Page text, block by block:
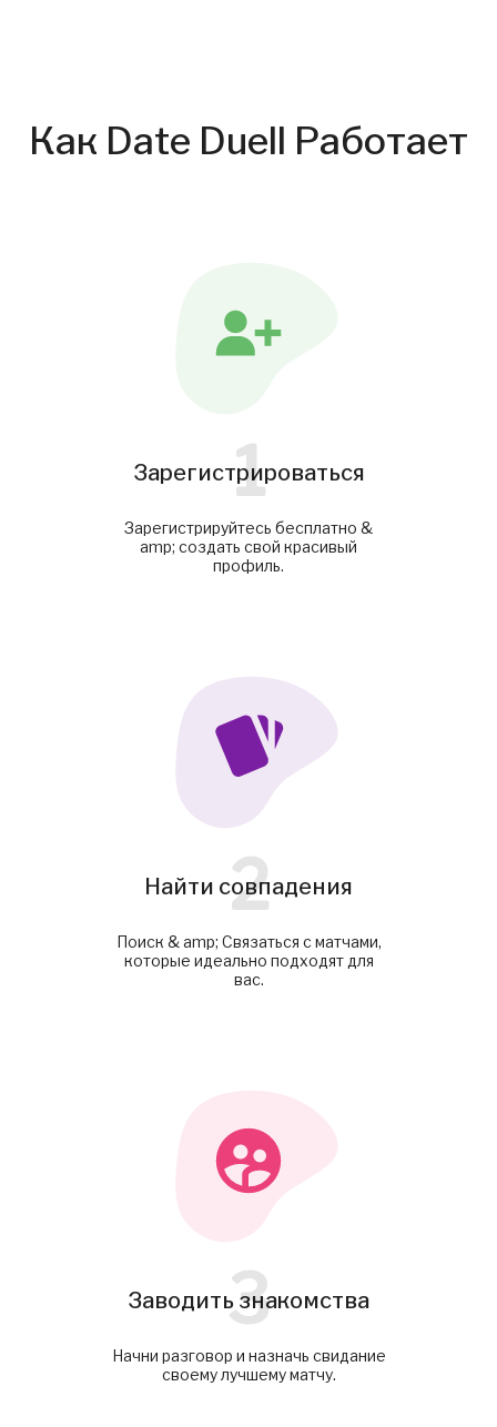
Как Date Duell Работает
Зарегистрироваться
1
Зарегистрируйтесь бесплатно &
amp; создать свой красивый
профиль.
Найти совпадения
2
Поиск & amp; Связаться с матчами,
которые идеально подходят для
вас.
Заводить знакомства
3
Начни разговор и назначь свидание
своему лучшему матчу.